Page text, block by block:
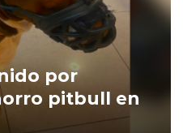
por
pitbull en